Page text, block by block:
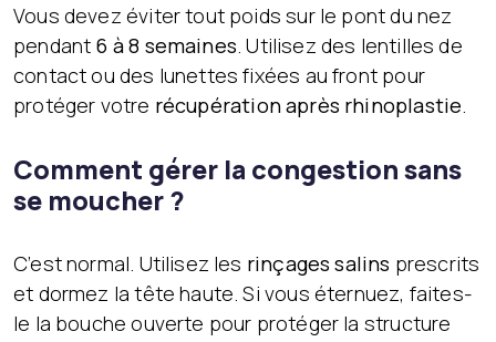
Vous devez éviter tout poids sur le pont du nez
pendant 6 à 8 semaines. Utilisez des lentilles de
contact ou des lunettes fixées au front pour
protéger votre récupération après rhinoplastie.
Comment gérer la congestion sans
se moucher ?
C’est normal. Utilisez les rinçages salins prescrits
et dormez la tête haute. Si vous éternuez, faites-
le la bouche ouverte pour protéger la structure